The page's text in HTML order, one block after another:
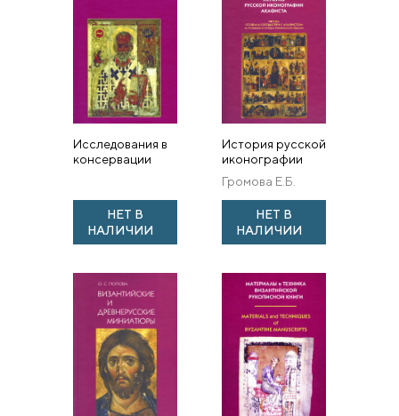
Исследования в
консервации
Материалы
международной
научно-
НЕТ В
НАЛИЧИИ
История русской
иконографии
Акафиста. Икона
«Похвала
Богоматери с
Акафистом» из
Успенского
Громова Е.Б.
НЕТ В
НАЛИЧИИ